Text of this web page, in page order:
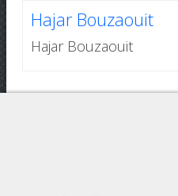
Hajar Bouzaouit
Hajar Bouzaouit